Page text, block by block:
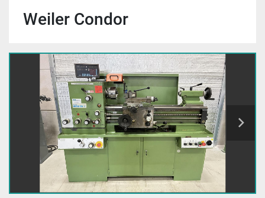
Weiler Condor